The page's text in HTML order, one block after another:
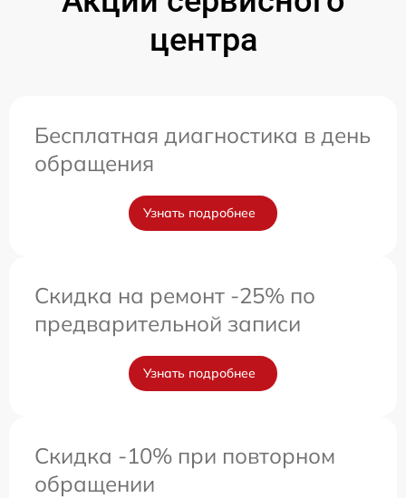
центра
Бесплатная диагностика в день
обращения
Узнать подробнее
Скидка на ремонт -25% по
предварительной записи
Узнать подробнее
Скидка -10% при повторном
обращении